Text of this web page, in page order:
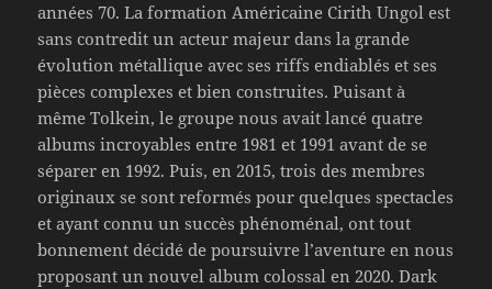
années 70. La formation Américaine Cirith Ungol est
sans contredit un acteur majeur dans la grande
évolution métallique avec ses riffs endiablés et ses
pièces complexes et bien construites. Puisant à
même Tolkein, le groupe nous avait lancé quatre
albums incroyables entre 1981 et 1991 avant de se
séparer en 1992. Puis, en 2015, trois des membres
originaux se sont reformés pour quelques spectacles
et ayant connu un succès phénoménal, ont tout
bonnement décidé de poursuivre l’aventure en nous
proposant un nouvel album colossal en 2020. Dark